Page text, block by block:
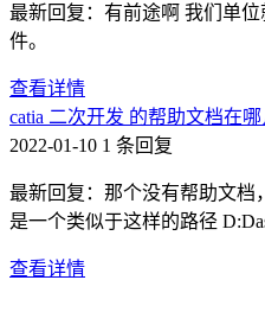
最新回复：有前途啊 我们单位
件。
查看详情
catia 二次开发 的帮助文档在哪
2022-01-10 1 条回复
最新回复：那个没有帮助文档
是一个类似于这样的路径
查看详情